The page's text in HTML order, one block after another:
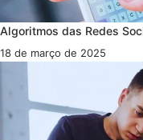
Algoritmos das Redes
18 de março de 2025